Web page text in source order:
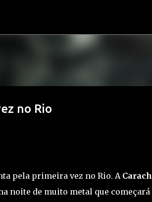
no Rio
pela primeira vez no Rio. A Carach
noite de muito metal que começará